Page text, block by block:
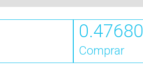
0.47680
Comprar